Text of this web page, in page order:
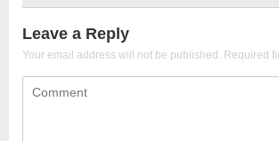
Leave a Reply
Your email address will not be published. Required